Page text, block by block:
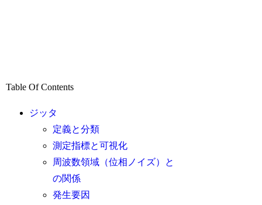
Table Of Contents
ジッタ
定義と分類
測定指標と可視化
周波数領域（位相ノイズ）と
の関係
発生要因